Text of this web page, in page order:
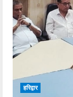
हरिद्वार